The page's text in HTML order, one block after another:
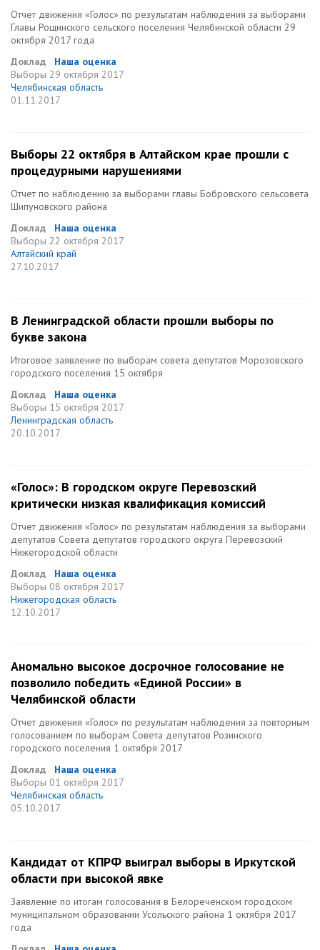
Отчет движения «Голос» по результатам наблюдения за выборами
Главы Рощинского сельского поселения Челябинской области 29
октября 2017 года
Доклад
Наша оценка
Выборы 29 октября 2017
Челябинская область
01.11.2017
Выборы 22 октября в Алтайском крае прошли с
процедурными нарушениями
Отчет по наблюдению за выборами главы Бобровского сельсовета
Шипуновского района
Доклад
Наша оценка
Выборы 22 октября 2017
Алтайский край
27.10.2017
В Ленинградской области прошли выборы по
букве закона
Итоговое заявление по выборам совета депутатов Морозовского
городского поселения 15 октября
Доклад
Наша оценка
Выборы 15 октября 2017
Ленинградская область
20.10.2017
«Голос»: В городском округе Перевозский
критически низкая квалификация комиссий
Отчет движения «Голос» по результатам наблюдения за выборами
депутатов Совета депутатов городского округа Перевозский
Нижегородской области
Доклад
Наша оценка
Выборы 08 октября 2017
Нижегородская область
12.10.2017
Аномально высокое досрочное голосование не
позволило победить «Единой России» в
Челябинской области
Отчет движения «Голос» по результатам наблюдения за повторным
голосованием по выборам Совета депутатов Розинского
городского поселения 1 октября 2017
Доклад
Наша оценка
Выборы 01 октября 2017
Челябинская область
05.10.2017
Кандидат от КПРФ выиграл выборы в Иркутской
области при высокой явке
Заявление по итогам голосования в Белореченском городском
муниципальном образовании Усольского района 1 октября 2017
года